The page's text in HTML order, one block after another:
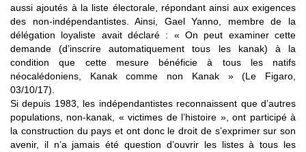
aussi ajoutés à la liste électorale, répondant ainsi aux exigences
des non-indépendantistes. Ainsi, Gael Yanno, membre de la
délégation loyaliste avait déclaré : « On peut examiner cette
demande (d’inscrire automatiquement tous les kanak) à la
condition que cette mesure bénéficie à tous les natifs
néocalédoniens, Kanak comme non Kanak » (Le Figaro,
03/10/17).
Si depuis 1983, les indépendantistes reconnaissent que d’autres
populations, non-kanak, « victimes de l’histoire », ont participé à
la construction du pays et ont donc le droit de s’exprimer sur son
avenir, il n’a jamais été question d’ouvrir les listes à tous les